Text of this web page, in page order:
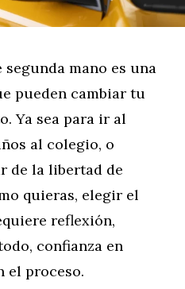
mano es una
pueden cambiar tu
Ya sea para ir al
al colegio, o
de la libertad de
quieras, elegir el
reflexión,
confianza en
el proceso.